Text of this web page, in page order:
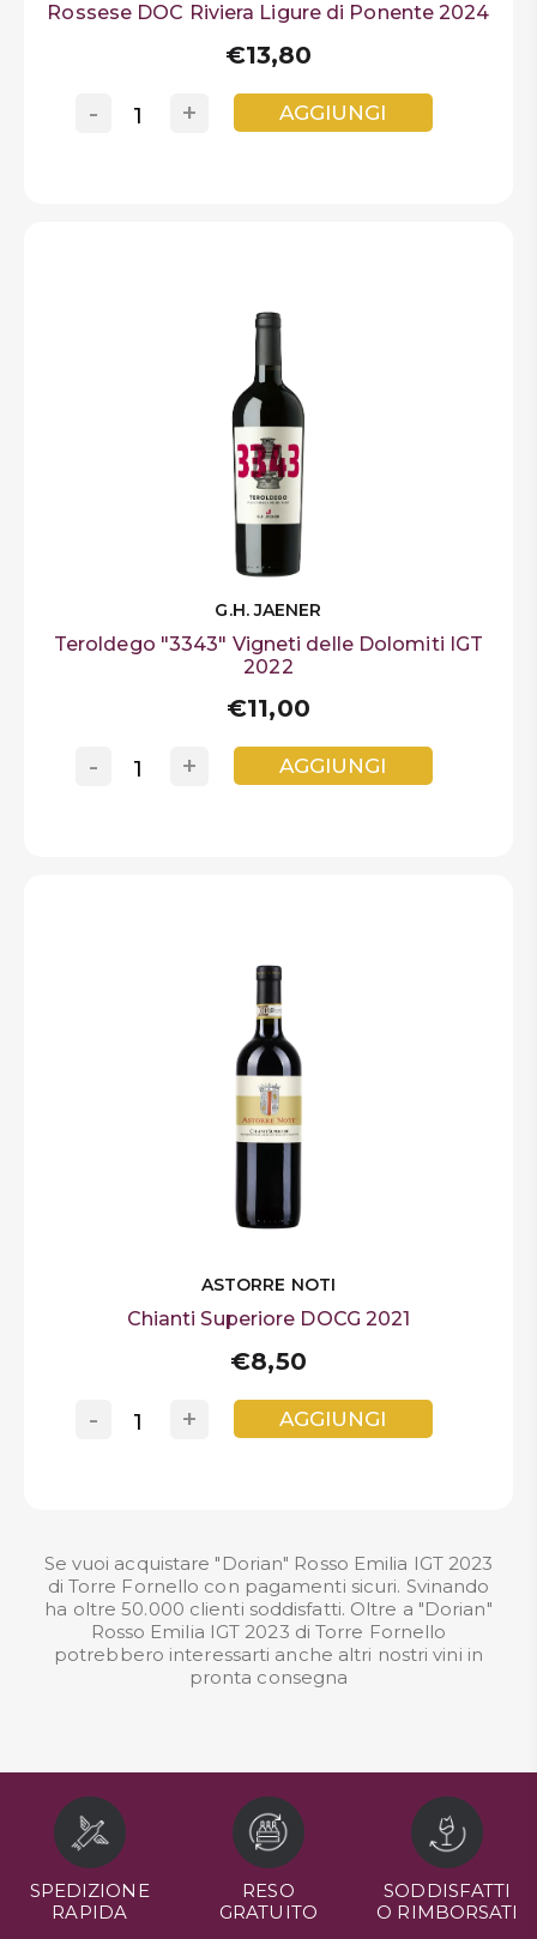
Rossese DOC Riviera Ligure di Ponente 2024
€13,80
+
- AGGIUNGI
G.H. JAENER
Teroldego "3343" Vigneti delle Dolomiti IGT
2022
€11,00
+
- AGGIUNGI
ASTORRE NOTI
Chianti Superiore DOCG 2021
€8,50
+
- AGGIUNGI
Se vuoi acquistare "Dorian" Rosso Emilia IGT 2023
di Torre Fornello con pagamenti sicuri. Svinando
ha oltre 50.000 clienti soddisfatti. Oltre a "Dorian"
Rosso Emilia IGT 2023 di Torre Fornello
potrebbero interessarti anche altri nostrivini in
pronta consegna
SPEDIZIONE
RAPIDA
RESO
GRATUITO
SODDISFATTI
O RIMBORSATI